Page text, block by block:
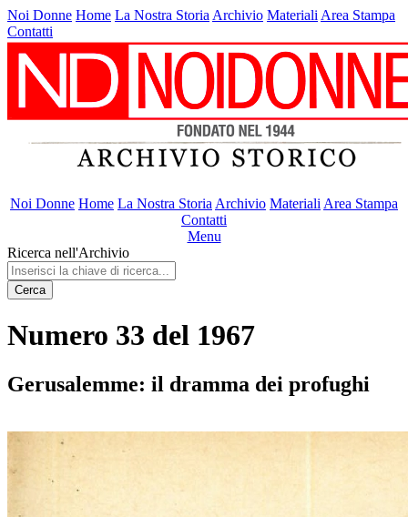
Noi Donne Home La Nostra Storia Archivio Materiali Area Stampa
Contatti
Noi Donne Home La Nostra Storia Archivio Materiali Area Stampa
Contatti
Menu
Ricerca nell'Archivio
Cerca
Numero 33 del 1967
Gerusalemme: il dramma dei profughi